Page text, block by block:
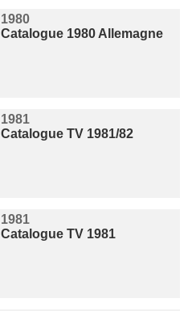
1980
Catalogue 1980 Allemagne
1981
Catalogue TV 1981/82
1981
Catalogue TV 1981